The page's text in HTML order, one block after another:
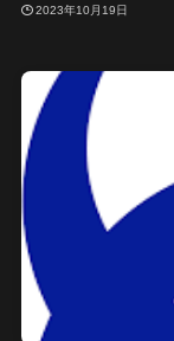
2023年10月19日